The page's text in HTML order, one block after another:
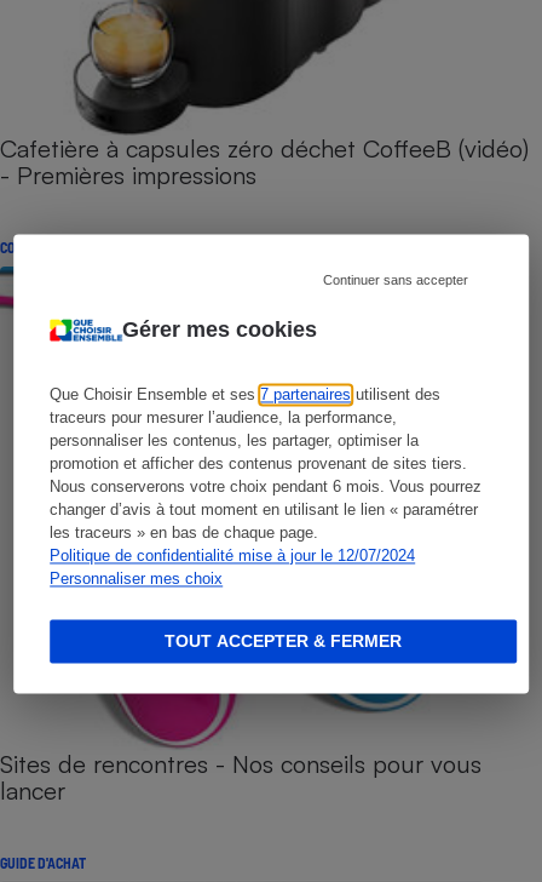
Gérer mes cookies
Que Choisir Ensemble et ses7 partenaires utilisent des
traceurs pour mesurer l’audience, la performance,
personnaliser les contenus, les partager, optimiser la
promotion et afficher des contenus provenant de sites tiers.
Nous conserverons votre choix pendant 6 mois. Vous pourrez
changer d’avis à tout moment en utilisant le lien « paramétrer
les traceurs » en bas de chaque page.
Politique de confidentialité mise à jour le 12/07/2024
Personnaliser mes choix
Continuer sans accepter
TOUT ACCEPTER & FERMER
Cafetière à capsules zéro déchet CoffeeB (vidéo)
- Premières impressions
CONSEILS
Sites de rencontres - Nos conseils pour vous
lancer
GUIDE D'ACHAT